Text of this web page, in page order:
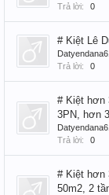
Trả lời:
0
# Kiệt Lê
Trả lời:
0
# Kiệt hơn
3PN, hơn
Trả lời:
0
# Kiệt hơn
50m2, 2